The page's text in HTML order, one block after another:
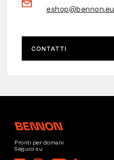
eshop@bennon.eu
CONTATTI
Pronti per domani
Seguici su